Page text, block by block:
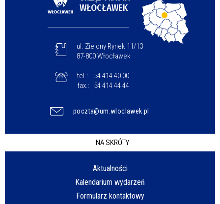
WŁOCŁAWEK
ul. Zielony Rynek 11/13
87-800 Włocławek
tel.:
54 414 40 00
fax.:
54 414 44 44
poczta@um.wloclawek.pl
NA SKRÓTY
Aktualności
Kalendarium wydarzeń
Formularz kontaktowy